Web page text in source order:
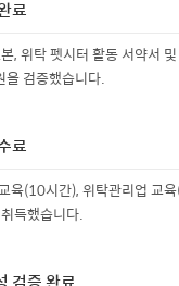
료
, 위탁 펫시터 활동 서약서
을 검증했습니다.
료
육(10시간), 위탁관리업 교
득했습니다.